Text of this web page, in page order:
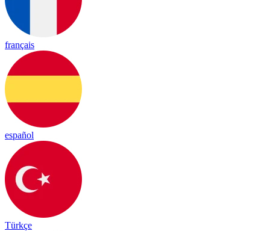
français
español
Türkçe